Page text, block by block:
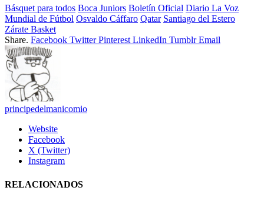
Básquet para todos Boca Juniors Boletín Oficial Diario La Voz
Mundial de Fútbol Osvaldo Cáffaro Qatar Santiago del Estero
Zárate Basket
Share. Facebook Twitter Pinterest LinkedIn Tumblr Email
principedelmanicomio
Website
Facebook
X (Twitter)
Instagram
RELACIONADOS